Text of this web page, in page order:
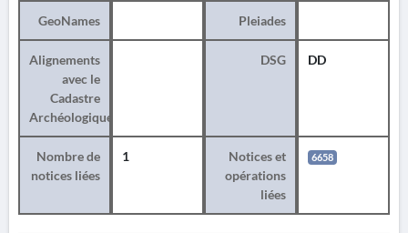
GeoNames Pleiades
Alignements
avec le
Cadastre
Archéologique
DSG DD
Nombre de
notices liées
1
Notices et
opérations
liées
6658